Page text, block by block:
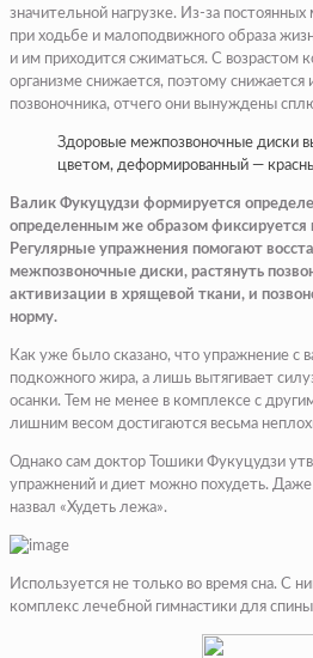
значительной нагрузке. Из-за постоянных
при ходьбе и малоподвижного образа
и им приходится сжиматься. С возрастом
организме снижается, поэтому снижается
позвоночника, отчего они вынуждены
Здоровые межпозвоночные диски
цветом, деформированный —
Валик Фукуцудзи формируется
определенным же образом фиксируется
Регулярные упражнения помогают
межпозвоночные диски, растянуть
активизации в хрящевой ткани, и
норму.
Как уже было сказано, что упражнение с
подкожного жира, а лишь вытягивает
осанки. Тем не менее в комплексе с
лишним весом достигаются весьма
Однако сам доктор Тошики Фукуцудзи
упражнений и диет можно похудеть.
назвал «Худеть лежа».
Используется не только во время сна. С
комплекс лечебной гимнастики для